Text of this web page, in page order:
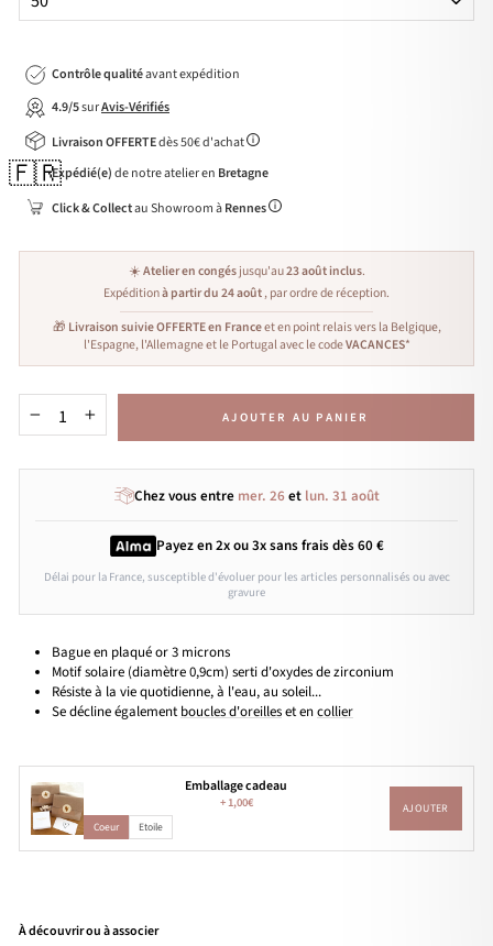
Contrôle qualitéavant expédition
4.9/5surAvis-Vérifiés
Livraison OFFERTEdès 50€ d'achat
🇫🇷Expédié(e)de notre atelier en Bretagne
Click & Collectau Showroom àRennes
☀️Atelier en congésjusqu'au23 août inclus.
Expéditionà partir du 24 août, par ordre de réception.
🎁 Livraison suivie OFFERTE en Franceet en point relais vers la Belgique,
l'Espagne, l'Allemagne et le Portugal avec le codeVACANCES*
+ AJOUTER AU PANIER
Chez vous entre mer. 26et lun. 31 août
Payez en 2x ou 3xsans fraisdès 60 €
Délai pour la France, susceptible d'évoluer pour les articles personnalisés ou avec
gravure
Bague en plaqué or 3 microns
Motif solaire (diamètre 0,9cm) serti d'oxydes de zirconium
Résiste à la vie quotidienne, à l'eau, au soleil...
Se décline égalementboucles d'oreilleset encollier
Emballage cadeau
+1,00€
Coeur Etoile
AJOUTER
À découvrir ou à associer